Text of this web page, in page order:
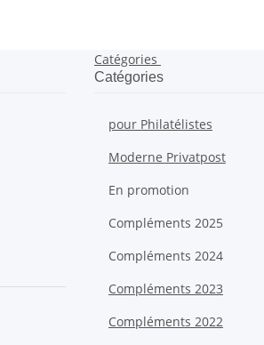
Catégories
Catégories
pour Philatélistes
Moderne Privatpost
En promotion
Compléments 2025
Compléments 2024
Compléments 2023
Compléments 2022